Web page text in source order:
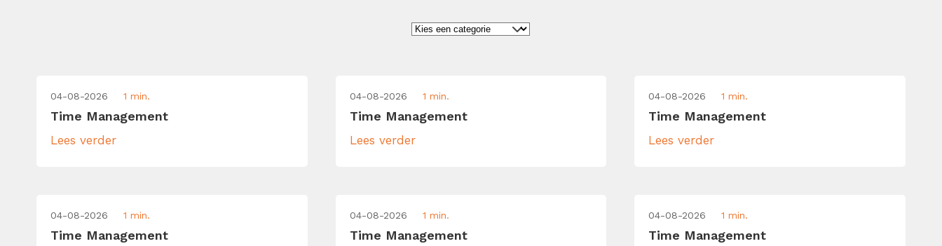
04-08-2026 1 min.
Time Management
Lees verder
04-08-2026 1 min.
Time Management
Lees verder
04-08-2026 1 min.
Time Management
Lees verder
04-08-2026 1 min.
Time Management
04-08-2026 1 min.
Time Management
04-08-2026 1 min.
Time Management